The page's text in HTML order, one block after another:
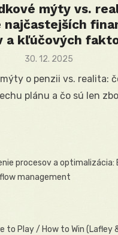
mýty vs.
najčastejších
a kľúčových
Posted
30. 12. 2025
o penzii vs. realita:
plánu a čo sú len
procesov a optimalizácia:
management
to Play / How to Win (Lafley